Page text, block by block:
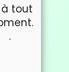
tout
.